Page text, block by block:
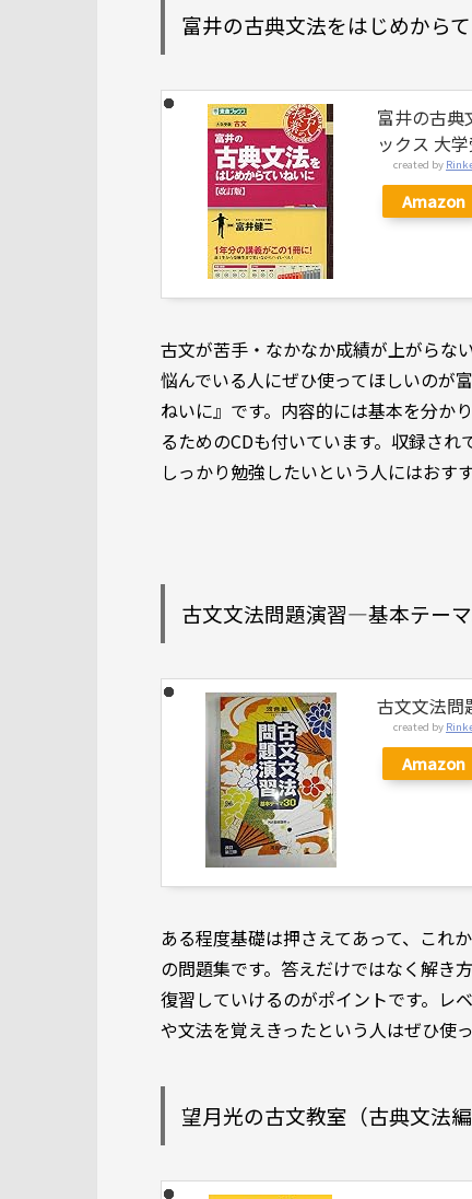
富井の古典文法をはじめから
富井の古典
ックス 大
created by
Amazon
古文が苦手・なかなか成績が上がら
悩んでいる人にぜひ使ってほしいのが
ねいに』です。内容的には基本を分か
るためのCDも付いています。収録さ
しっかり勉強したいという人にはおす
古文文法問題演習―基本テー
古文文法問
created by
Amazon
ある程度基礎は押さえてあって、これ
の問題集です。答えだけではなく解き
復習していけるのがポイントです。レ
や文法を覚えきったという人はぜひ使
望月光の古文教室（古典文法編